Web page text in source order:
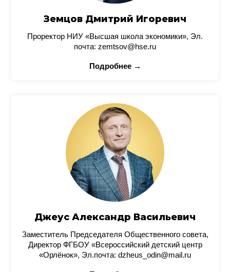
Земцов Дмитрий Игоревич
Проректор НИУ «Высшая школа экономики», Эл.
почта: zemtsov@hse.ru
Подробнее →
Джеус Александр Васильевич
Заместитель Председателя Общественного совета,
Директор ФГБОУ «Всероссийский детский центр
«Орлёнок», Эл.почта: dzheus_odin@mail.ru